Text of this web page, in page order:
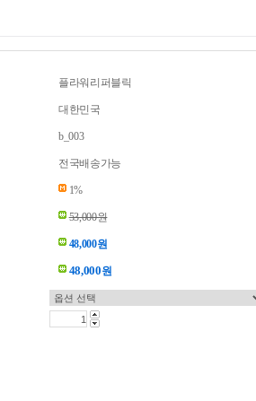
플라워리퍼블릭
대한민국
b_003
전국배송가능
1%
53,000원
48,000원
48,000원